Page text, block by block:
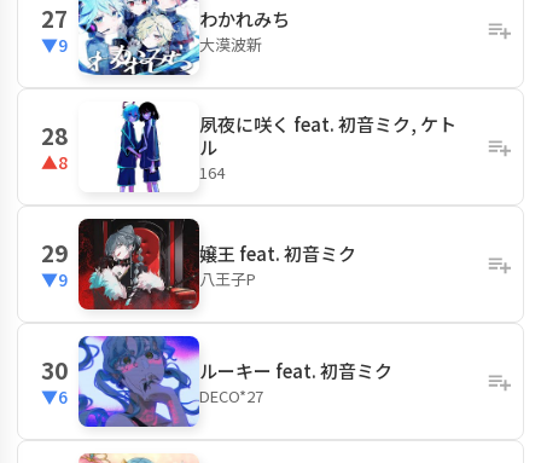
27
▼9
わかれみち
大漠波新
28
▲8
夙夜に咲く feat. 初音ミク, ケト
ル
164
29
▼9
嬢王 feat. 初音ミク
八王子P
30
▼6
ルーキー feat. 初音ミク
DECO*27